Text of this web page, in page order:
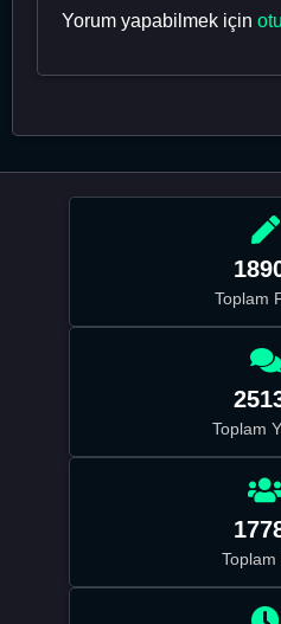
Yorum yapabilmek için
Toplam
Toplam
Toplam